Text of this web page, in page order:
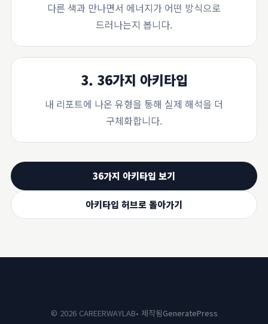
다른 색과 만나면서 에너지가 어떤 방식으로
드러나는지 봅니다.
3. 36가지 아키타입
내 리포트에 나온 유형을 통해 실제 해석을 더
구체화합니다.
36가지 아키타입 보기
아키타입 허브로 돌아가기
© 2026 CAREERWAYLAB• 제작됨GeneratePress